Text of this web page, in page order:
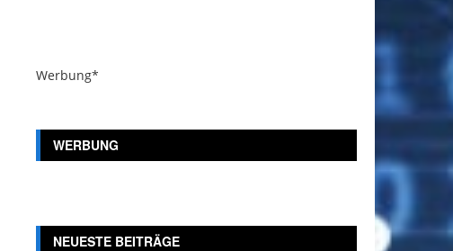
Werbung*
WERBUNG
NEUESTE BEITRÄGE